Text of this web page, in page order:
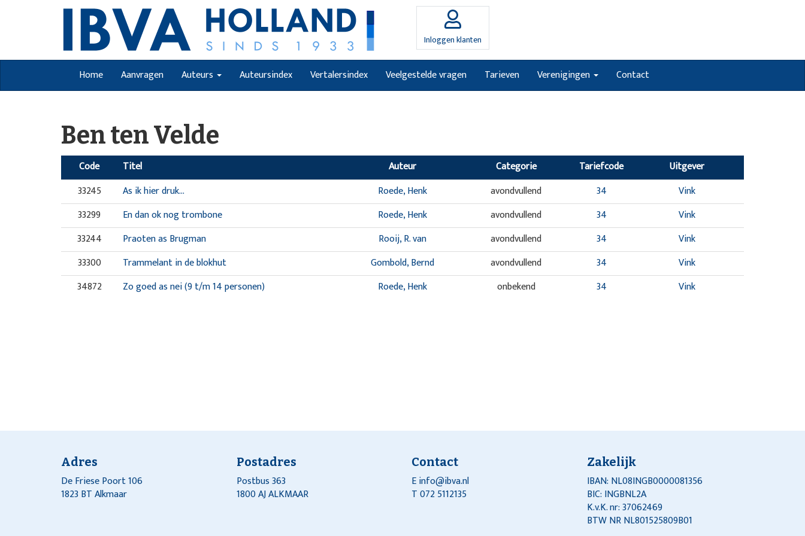
Inloggen klanten
Home Aanvragen Auteurs Auteursindex Vertalersindex Veelgestelde vragen Tarieven Verenigingen Contact
Ben ten Velde
Code Titel Auteur Categorie Tariefcode
Uitgever
33245
As ik hier druk... Roede, Henk avondvullend 34
Vink
33299
En dan ok nog trombone Roede, Henk avondvullend 34
Vink
33244
Praoten as Brugman Rooij, R. van avondvullend 34
Vink
33300
Trammelant in de blokhut Gombold, Bernd avondvullend 34
Vink
34872
Zo goed as nei (9 t/m 14 personen) Roede, Henk onbekend 34 Vink
Adres
De Friese Poort 106
1823 BT Alkmaar
Postadres
Postbus 363
1800 AJ ALKMAAR
Contact
Einfo@ibva.nl
T 072 5112135
Zakelijk
IBAN: NL08INGB0000081356
BIC: INGBNL2A
K.v.K. nr: 37062469
BTW NR NL801525809B01